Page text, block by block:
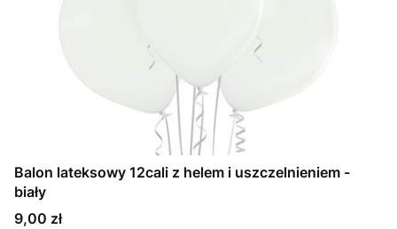
Balon lateksowy 12cali z helem i uszczelnieniem -
biały
Cena
9,00 zł